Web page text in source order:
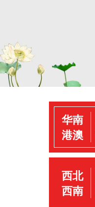
华南
港澳
西北
西南